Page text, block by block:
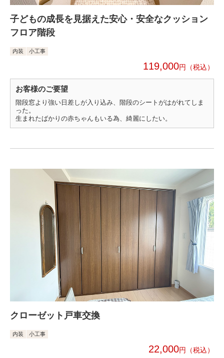
子どもの成長を見据えた安心・安全なクッション
フロア階段
内装 小工事
119,000円
お客様のご要望
階段窓より強い日差しが入り込み、階段のシートがはがれてしま
った。
生まれたばかりの赤ちゃんもいる為、綺麗にしたい。
クローゼット戸車交換
内装 小工事
22,000円